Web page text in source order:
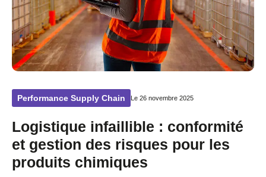
Performance Supply Chain Le 26 novembre 2025
Logistique infaillible : conformité
et gestion des risques pour les
produits chimiques